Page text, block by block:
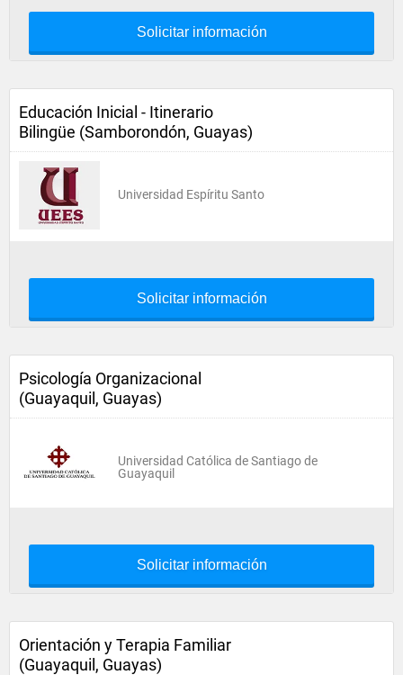
Solicitar información
Educación Inicial - Itinerario
Bilingüe (Samborondón, Guayas)
Universidad Espíritu Santo
Solicitar información
Psicología Organizacional
(Guayaquil, Guayas)
Universidad Católica de Santiago de
Guayaquil
Solicitar información
Orientación y Terapia Familiar
(Guayaquil, Guayas)